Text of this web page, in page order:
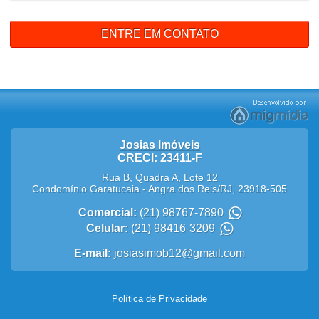
ENTRE EM CONTATO
Josias Imóveis
CRECI: 23411-F
Rua B, Quadra A, Lote 12
Condomínio Garatucaia -Angra dos Reis/RJ 23918-505
Comercial: (21) 98767-7890
Celular: (21) 98416-3209
E-mail: josiasimob12@gmail.com
Política de Privacidade